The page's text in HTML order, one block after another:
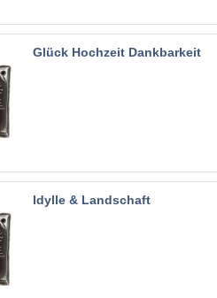
Glück Hochzeit Dankbarkeit
Idylle & Landschaft